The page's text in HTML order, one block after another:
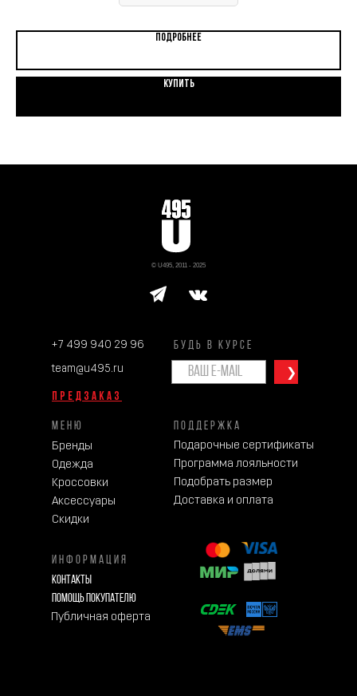
ПОДРОБНЕЕ
КУПИТЬ
❯
© U495, 2011 - 2025
ПОДДЕРЖКА
ИНФОРМАЦИЯ
МЕНЮ
Контакты
Помощь покупателю
Подарочные сертификаты
Программа лояльности
Подобрать размер
Доставка и оплата
Бренды
Одежда
Кроссовки
Аксессуары
Скидки
Публичная оферта
team@u495.ru
+7 499 940 29 96 БУДЬ В КУРСЕ
ПРЕДЗАКАЗ